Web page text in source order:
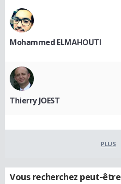
Mohammed ELMAHOUTI
Thierry JOEST
PLUS
Vous recherchez peut-être